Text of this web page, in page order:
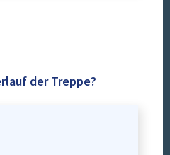
der Treppe?